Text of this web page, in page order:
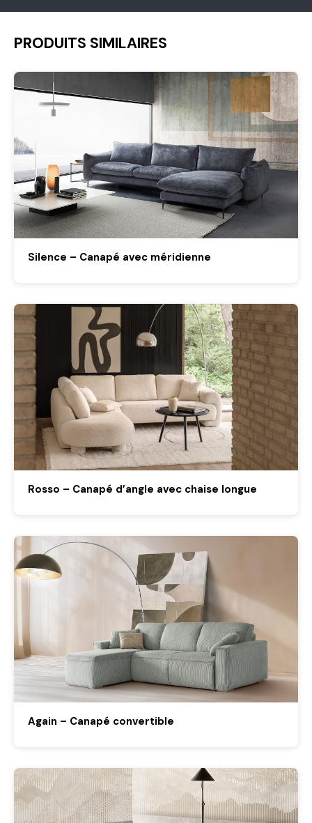
PRODUITS SIMILAIRES
Silence – Canapé avec méridienne
Rosso – Canapé d’angle avec chaise longue
Again – Canapé convertible